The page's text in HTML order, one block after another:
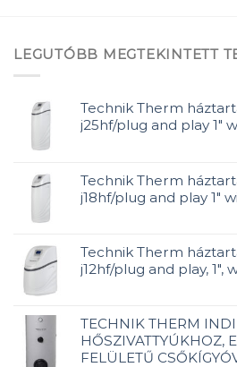
LEGUTÓBB MEGTEKINTETT
Technik Therm
j25hf/plug and play 1"
Technik Therm
j18hf/plug and play 1"
Technik Therm
j12hf/plug and play, 1",
TECHNIK THERM
HŐSZIVATTYÚKHOZ,
FELÜLETŰ